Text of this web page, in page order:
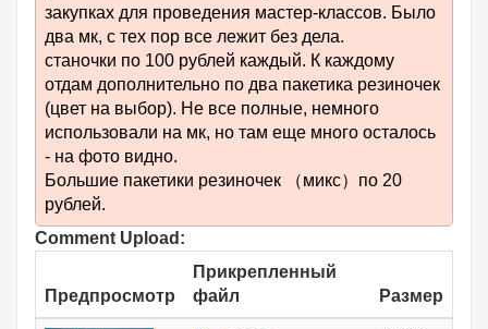
закупках для проведения мастер-классов. Было
два мк, с тех пор все лежит без дела.
станочки по 100 рублей каждый. К каждому
отдам дополнительно по два пакетика резиночек
(цвет на выбор). Не все полные, немного
использовали на мк, но там еще много осталось
- на фото видно.
Большие пакетики резиночек （микс）по 20
рублей.
Comment Upload:
Предпросмотр
Прикрепленный
файл
Размер